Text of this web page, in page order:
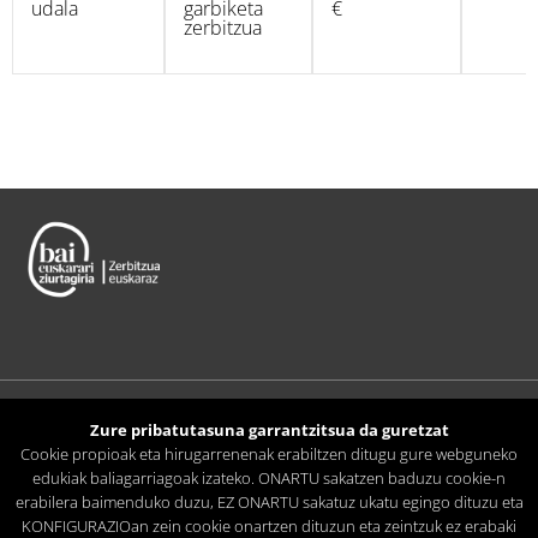
udala garbiketa
zerbitzua
€
(0034) 943 369 609 · info@garbitania.eus
Zure pribatutasuna garrantzitsua da guretzat
Cookie propioak eta hirugarrenenak erabiltzen ditugu gure webguneko
edukiak baliagarriagoak izateko. ONARTU sakatzen baduzu cookie-n
erabilera baimenduko duzu, EZ ONARTU sakatuz ukatu egingo dituzu eta
KONFIGURAZIOan zein cookie onartzen dituzun eta zeintzuk ez erabaki